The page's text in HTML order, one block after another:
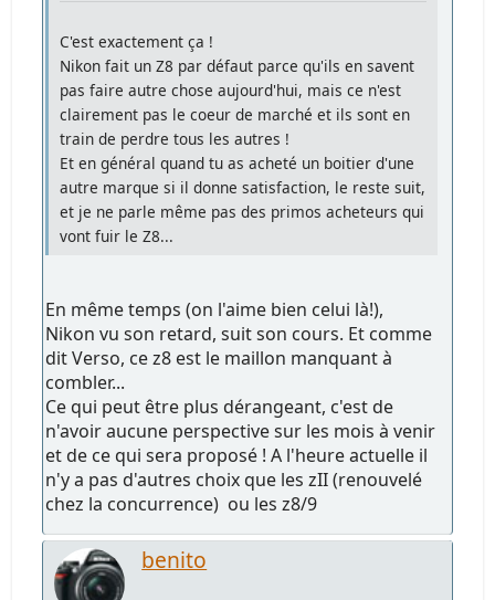
C'est exactement ça !
Nikon fait un Z8 par défaut parce qu'ils en savent
pas faire autre chose aujourd'hui, mais ce n'est
clairement pas le coeur de marché et ils sont en
train de perdre tous les autres !
Et en général quand tu as acheté un boitier d'une
autre marque si il donne satisfaction, le reste suit,
et je ne parle même pas des primos acheteurs qui
vont fuir le Z8...
En même temps (on l'aime bien celui là!),
Nikon vu son retard, suit son cours. Et comme
dit Verso, ce z8 est le maillon manquant à
combler...
Ce qui peut être plus dérangeant, c'est de
n'avoir aucune perspective sur les mois à venir
et de ce qui sera proposé ! A l'heure actuelle il
n'y a pas d'autres choix que les zII (renouvelé
chez la concurrence) ou les z8/9
benito